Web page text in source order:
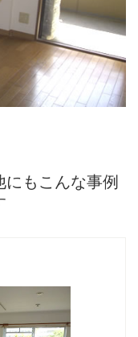
もこんな事例